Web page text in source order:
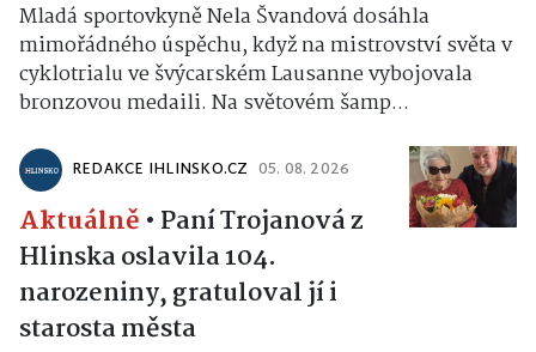
Mladá sportovkyně Nela Švandová dosáhla
mimořádného úspěchu, když na mistrovství světa v
cyklotrialu ve švýcarském Lausanne vybojovala
bronzovou medaili. Na světovém šamp...
REDAKCE IHLINSKO.CZ 05. 08. 2026
Aktuálně • Paní Trojanová z
Hlinska oslavila 104.
narozeniny, gratuloval jí i
starosta města